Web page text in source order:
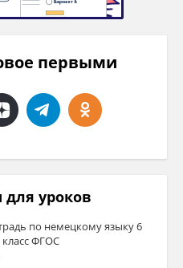
первыми
уроков
по немецкому языку 6
класс ФГОС